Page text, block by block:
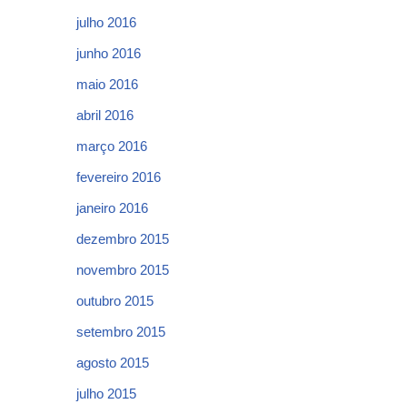
julho 2016
junho 2016
maio 2016
abril 2016
março 2016
fevereiro 2016
janeiro 2016
dezembro 2015
novembro 2015
outubro 2015
setembro 2015
agosto 2015
julho 2015